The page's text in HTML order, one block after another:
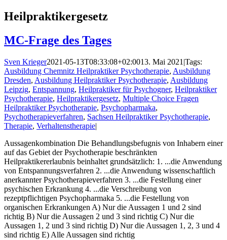
Heilpraktikergesetz
MC-Frage des Tages
Sven Krieger2021-05-13T08:33:08+02:0013. Mai 2021 |Tags:
Ausbildung Chemnitz Heilpraktiker Psychotherapie, Ausbildung
Dresden, Ausbildung Heilpraktiker Psychotherapie, Ausbildung
Leipzig, Entspannung, Heilpraktiker für Psychogner, Heilpraktiker
Psychotherapie, Heilpraktikergesetz, Multiple Choice Fragen
Heilpraktiker Psychotherapie, Psychopharmaka,
Psychotherapieverfahren, Sachsen Heilpraktiker Psychotherapie,
Therapie, Verhaltenstherapie|
Aussagenkombination Die Behandlungsbefugnis von Inhabern einer
auf das Gebiet der Psychotherapie beschränkten
Heilpraktikererlaubnis beinhaltet grundsätzlich: 1. ...die Anwendung
von Entspannungsverfahren 2. ...die Anwendung wissenschaftlich
anerkannter Psychotherapieverfahren 3. ...die Festellung einer
psychischen Erkrankung 4. ...die Verschreibung von
rezeptpflichtigen Psychopharmaka 5. ...die Festellung von
organischen Erkrankungen A) Nur die Aussagen 1 und 2 sind
richtig B) Nur die Aussagen 2 und 3 sind richtig C) Nur die
Aussagen 1, 2 und 3 sind richtig D) Nur die Aussagen 1, 2, 3 und 4
sind richtig E) Alle Aussagen sind richtig